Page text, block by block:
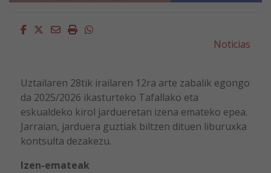
Facebook
Twitter
EmailImprimirWhatsapp
Noticias
Uztailaren 28tik irailaren 12ra arte zabalik egongo
da 2025/2026 ikasturteko Tafallako eta
eskualdeko kirol jardueretan izena emateko epea.
Jarraian, jarduera guztiak biltzen dituen liburuxka
kontsulta dezakezu.
Izen-emateak